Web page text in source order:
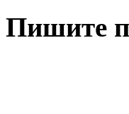
Пишите